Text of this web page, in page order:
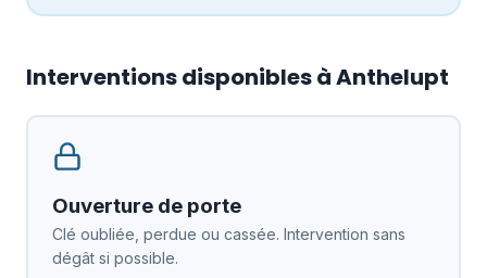
Interventions disponibles à Anthelupt
Ouverture de porte
Clé oubliée, perdue ou cassée. Intervention sans
dégât si possible.